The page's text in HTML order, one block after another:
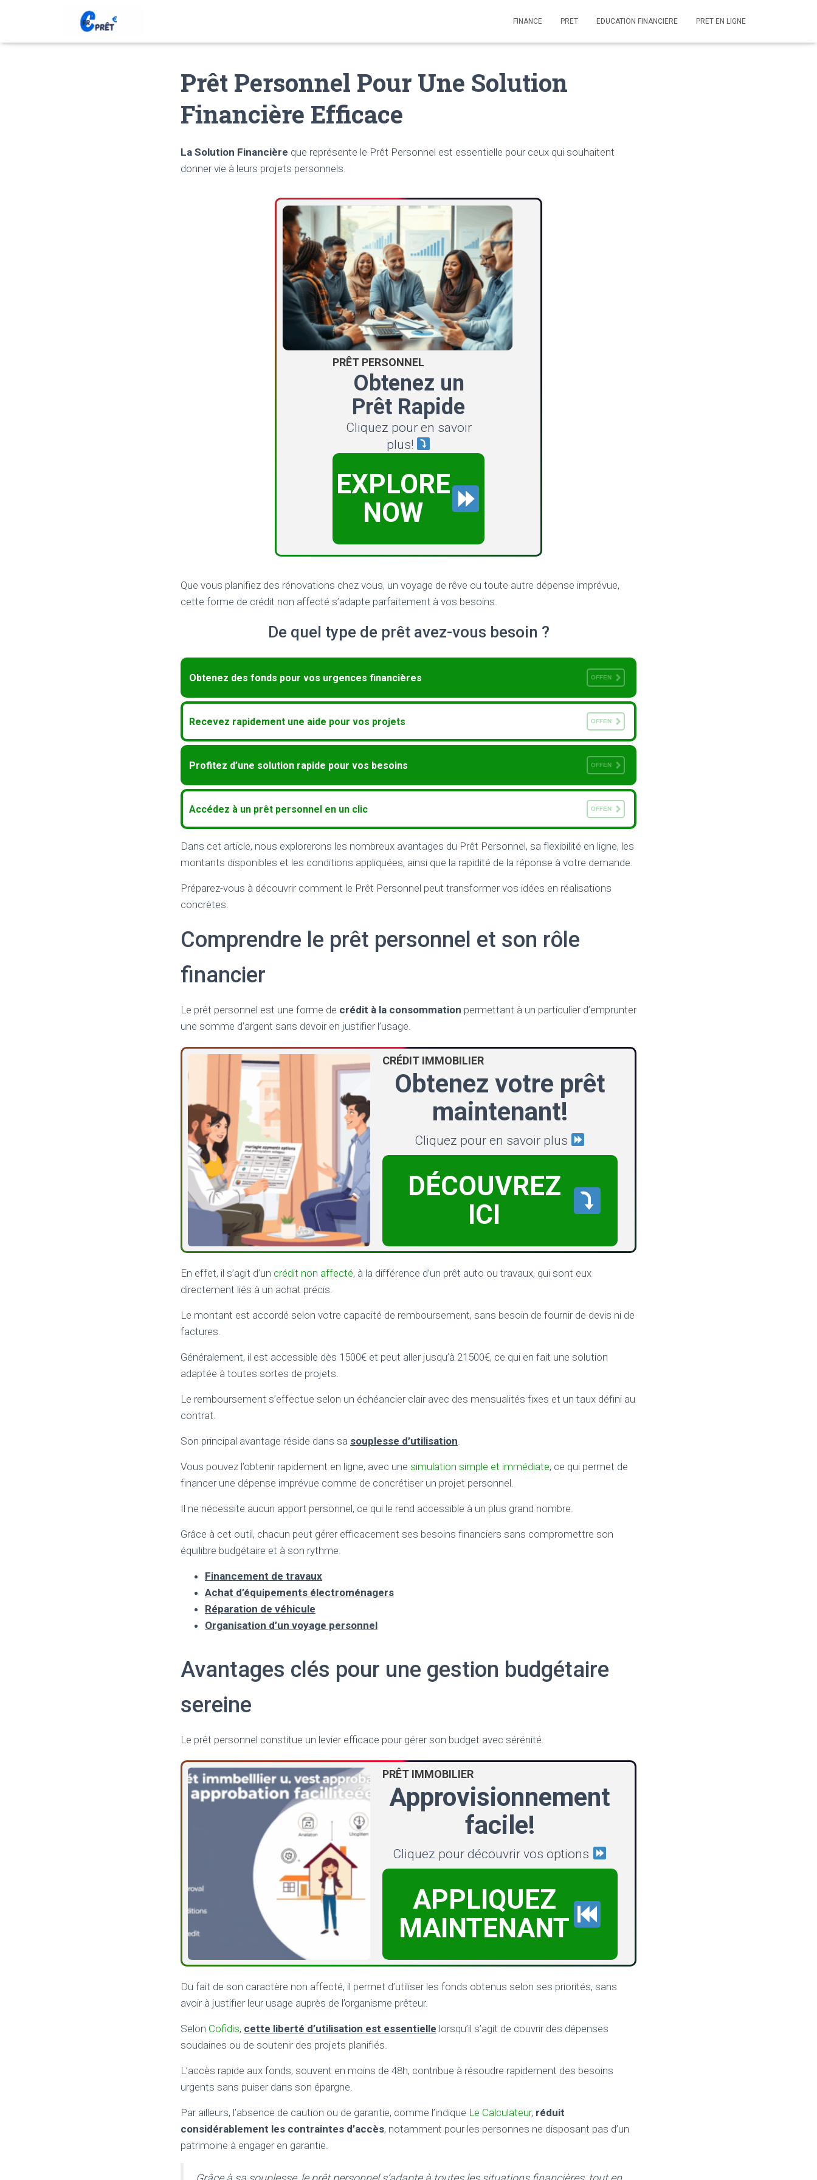
FINANCE PRET EDUCATION FINANCIERE PRET EN LIGNE
Prêt Personnel Pour Une Solution
Financière Efficace
La Solution Financière que représente le Prêt Personnel est essentielle pour ceux qui souhaitent
donner vie à leurs projets personnels.
PRÊT PERSONNEL
Obtenez un
Prêt Rapide
Cliquez pour en savoir
plus!
EXPLORE
NOW
Que vous planifiez des rénovations chez vous, un voyage de rêve ou toute autre dépense imprévue,
cette forme de crédit non affecté s’adapte parfaitement à vos besoins.
De quel type de prêt avez-vous besoin ?
Obtenez des fonds pour vos urgences financières OFFEN
Recevez rapidement une aide pour vos projets OFFEN
Profitez d’une solution rapide pour vos besoins OFFEN
Accédez à un prêt personnel en un clic OFFEN
Dans cet article, nous explorerons les nombreux avantages du Prêt Personnel, sa flexibilité en ligne, les
montants disponibles et les conditions appliquées, ainsi que la rapidité de la réponse à votre demande.
Préparez-vous à découvrir comment le Prêt Personnel peut transformer vos idées en réalisations
concrètes.
Comprendre le prêt personnel et son rôle
financier
Le prêt personnel est une forme de crédit à la consommation permettant à un particulier d’emprunter
une somme d’argent sans devoir en justifier l’usage.
CRÉDIT IMMOBILIER
Obtenez votre prêt
maintenant!
Cliquez pour en savoir plus
DÉCOUVREZ
ICI
En effet, il s’agit d’un crédit non affecté, à la différence d’un prêt auto ou travaux, qui sont eux
directement liés à un achat précis.
Le montant est accordé selon votre capacité de remboursement, sans besoin de fournir de devis ni de
factures.
Généralement, il est accessible dès 1500€ et peut aller jusqu’à 21500€, ce qui en fait une solution
adaptée à toutes sortes de projets.
Le remboursement s’effectue selon un échéancier clair avec des mensualités fixes et un taux défini au
contrat.
Son principal avantage réside dans sa souplesse d’utilisation.
Vous pouvez l’obtenir rapidement en ligne, avec une simulation simple et immédiate, ce qui permet de
financer une dépense imprévue comme de concrétiser un projet personnel.
Il ne nécessite aucun apport personnel, ce qui le rend accessible à un plus grand nombre.
Grâce à cet outil, chacun peut gérer efficacement ses besoins financiers sans compromettre son
équilibre budgétaire et à son rythme.
Financement de travaux
Achat d’équipements électroménagers
Réparation de véhicule
Organisation d’un voyage personnel
Avantages clés pour une gestion budgétaire
sereine
Le prêt personnel constitue un levier efficace pour gérer son budget avec sérénité.
PRÊT IMMOBILIER
Approvisionnement
facile!
Cliquez pour découvrir vos options
APPLIQUEZ
MAINTENANT
Du fait de son caractère non affecté, il permet d’utiliser les fonds obtenus selon ses priorités, sans
avoir à justifier leur usage auprès de l’organisme prêteur.
Selon Cofidis, cette liberté d’utilisation est essentielle lorsqu’il s’agit de couvrir des dépenses
soudaines ou de soutenir des projets planifiés.
L’accès rapide aux fonds, souvent en moins de 48h, contribue à résoudre rapidement des besoins
urgents sans puiser dans son épargne.
Par ailleurs, l’absence de caution ou de garantie, comme l’indique Le Calculateur, réduit
considérablement les contraintes d’accès, notamment pour les personnes ne disposant pas d’un
patrimoine à engager en garantie.